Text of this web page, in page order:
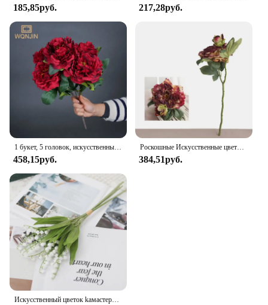
185,85руб. 217,28руб.
1 букет, 5 головок, искусственные большие цветы пиона, шелковые искусственные цветы Flores для DIY, домашний садовый стол, свадебное украшение
458,15руб.
Роскошные Искусственные цветы пиона на 2 головки, 1 шт., Искусственные Свадебные украшения для дома, гостиной, крыльца
384,51руб.
Искусственный цветок kaмастера, цветок пальмы, пластиковый цветок для дома, скрапбукинг, Рождественское украшение, свадьба, вечеринка, зеленое растение